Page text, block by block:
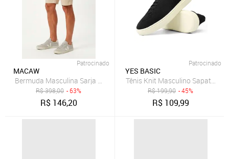
Patrocinado
MACAW
R$398,00 - 63%
R$ 146,20
Patrocinado
YES BASIC
Tênis Knit Masculino Sapatenis
R$199,90 - 45%
R$ 109,99